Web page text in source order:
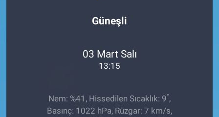
Güneşli
03 Mart Salı
13:15
Nem: %41, Hissedilen Sıcaklık: 9°,
Basınç: 1022 hPa, Rüzgar: 7 km/s,